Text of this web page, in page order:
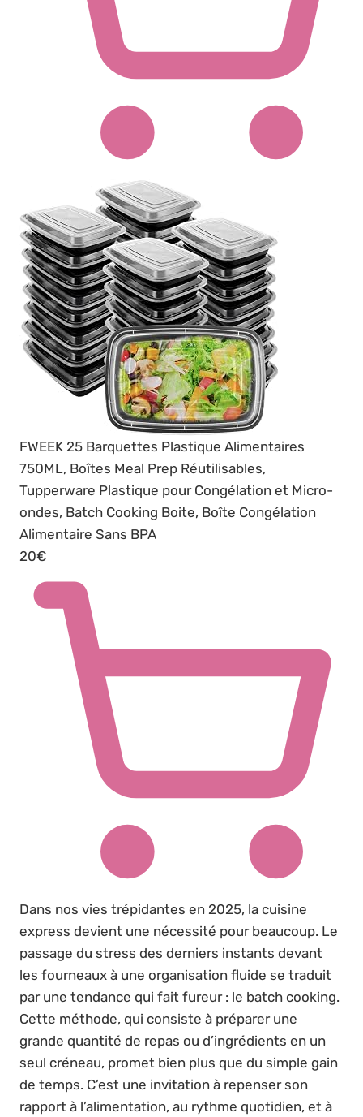
FWEEK 25 Barquettes Plastique Alimentaires
750ML, Boîtes Meal Prep Réutilisables,
Tupperware Plastique pour Congélation et Micro-
ondes, Batch Cooking Boite, Boîte Congélation
Alimentaire Sans BPA
20€
Dans nos vies trépidantes en 2025, la cuisine
express devient une nécessité pour beaucoup. Le
passage du stress des derniers instants devant
les fourneaux à une organisation fluide se traduit
par une tendance qui fait fureur : le batch cooking.
Cette méthode, qui consiste à préparer une
grande quantité de repas ou d’ingrédients en un
seul créneau, promet bien plus que du simple gain
de temps. C’est une invitation à repenser son
rapport à l’alimentation, au rythme quotidien, et à